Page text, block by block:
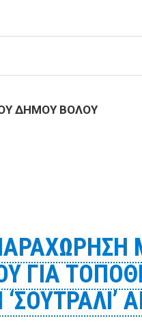
ΤΟΥ ΔΗΜΟΥ ΒΟΛΟΥ
ΠΛΑΖ ΑΛΥΚΩΝ ΤΟΥ
ΓΙΑ